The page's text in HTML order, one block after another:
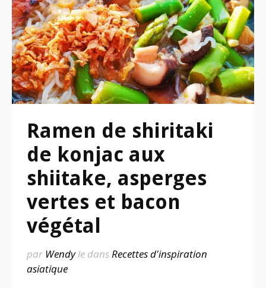
Ramen de shiritaki
de konjac aux
shiitake, asperges
vertes et bacon
végétal
par Wendyle dansRecettes d'inspiration
asiatique